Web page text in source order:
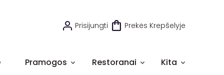
Prisijungti Prekės Krepšelyje
Pramogos Restoranai Kita